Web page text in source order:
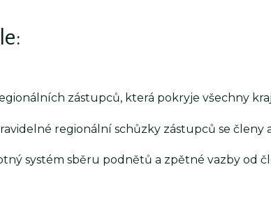
zástupců, která pokryje všechny
regionální schůzky zástupců se členy
systém sběru podnětů a zpětné vazby od